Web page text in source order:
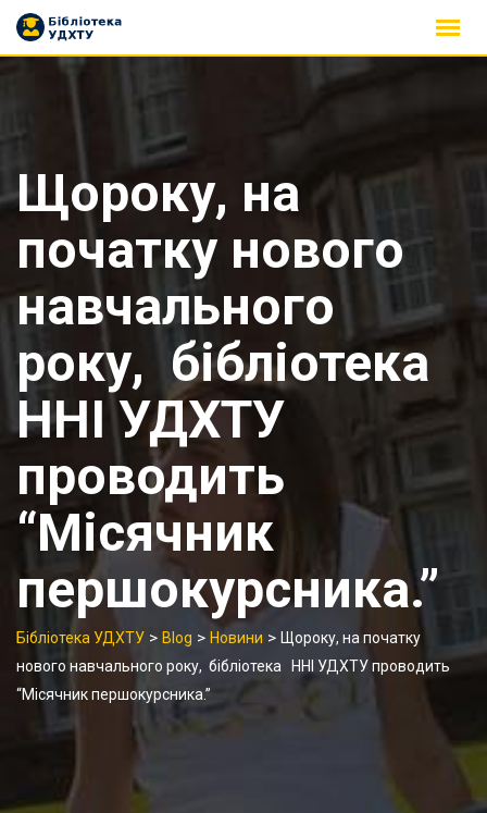
Skip
Щороку, на
початку нового
навчального
року, бібліотека
ННІ УДХТУ
проводить
“Місячник
першокурсника.”
Бібліотека УДХТУ > Blog > Новини > Щороку, на початку
нового навчального року, бібліотека ННІ УДХТУ проводить
“Місячник першокурсника.”